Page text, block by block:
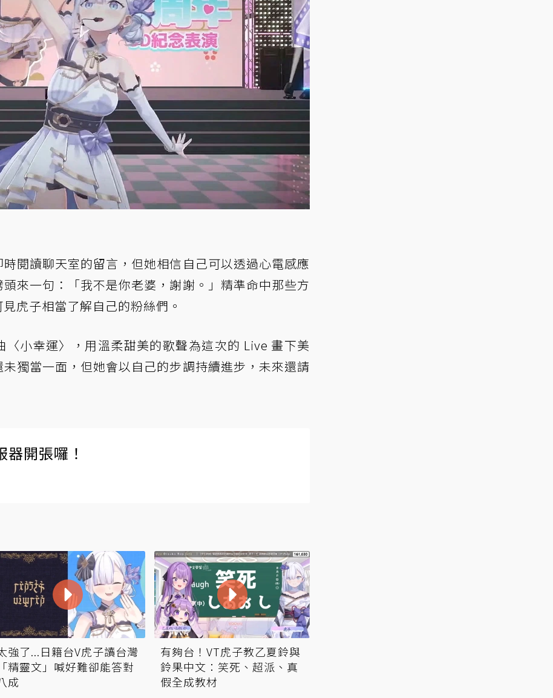
閱讀聊天室的留言，但她相信自己可以透過心電感應
來一句：「我不是你老婆，謝謝。」精準命中那些方
虎子相當了解自己的粉絲們。
小幸運〉，用溫柔甜美的歌聲為這次的 Live 畫下美
獨當一面，但她會以自己的步調持續進步，未來還請
開張囉！
強了...日籍台V虎子讀台灣
「精靈文」喊好難卻能答對
成
有夠台！VT虎子教乙夏鈴與
鈴果中文：笑死、超派、真
假全成教材